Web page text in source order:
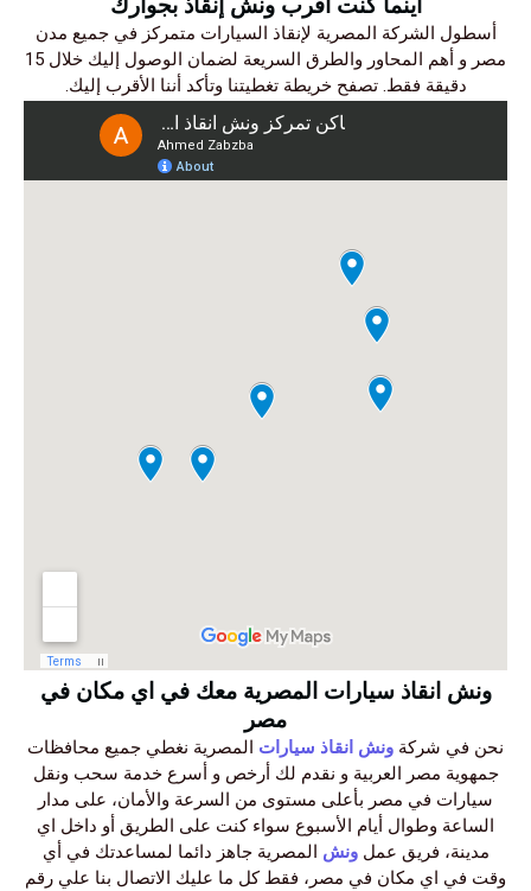
أسطول الشركة المصرية لإنقاذ السيارات متمركز في جميع مدن
مصر و أهم المحاور والطرق السريعة لضمان الوصول إليك خلال 15
دقيقة فقط. تصفح خريطة تغطيتنا وتأكد أننا الأقرب إليك.
ونش انقاذ سيارات المصرية معك في اي مكان في
مصر
نحن في شركة ونش انقاذ سيارات المصرية نغطي جميع محافظات
جمهوية مصر العربية و نقدم لك أرخص و أسرع خدمة سحب ونقل
سيارات في مصر بأعلى مستوى من السرعة والأمان، على مدار
الساعة وطوال أيام الأسبوع سواء كنت على الطريق أو داخل اي
مدينة، فريق عملونش المصرية جاهز دائما لمساعدتك في أي
وقت في اي مكان في مصر، فقط كل ما عليك الاتصال بنا علي رقم